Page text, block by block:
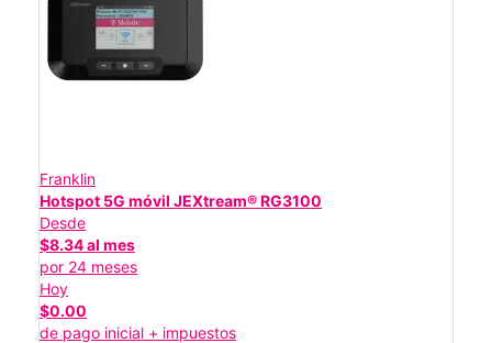
Franklin
Hotspot 5G móvil JEXtream® RG3100
Desde
$8.34 al mes
por 24 meses
Hoy
$0.00
de pago inicial + impuestos